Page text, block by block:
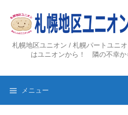
ス
札幌地区ユニオン / 札幌パートユニ
はユニオンから！ 隣の不幸か
メニュー